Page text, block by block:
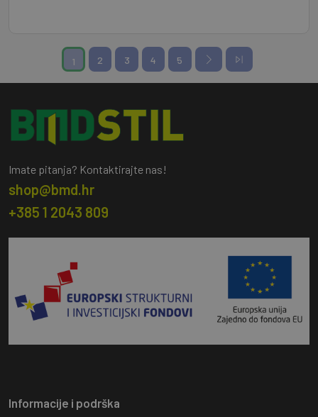
1 2 3 4 5
Imate pitanja? Kontaktirajte nas!
shop@bmd.hr
+385 1 2043 809
Informacije i podrška